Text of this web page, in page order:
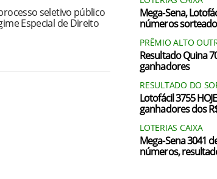
seletivo público
Especial de Direito
Mega-Sena,
números
PRÊMIO ALTO
Resultado Quina
ganhadores
RESULTADO DO
Lotofácil 3755
ganhadores dos
LOTERIAS CAIXA
Mega-Sena 3041
números,